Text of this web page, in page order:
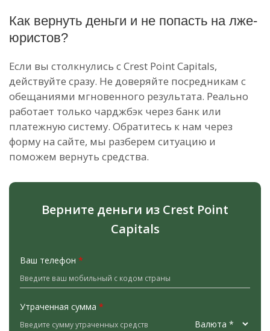
Как вернуть деньги и не попасть на лже-
юристов?
Если вы столкнулись с Crest Point Capitals,
действуйте сразу. Не доверяйте посредникам с
обещаниями мгновенного результата. Реально
работает только чарджбэк через банк или
платежную систему. Обратитесь к нам через
форму на сайте, мы разберем ситуацию и
поможем вернуть средства.
Верните деньги из Crest Point
Capitals
Ваш телефон *
Утраченная сумма *